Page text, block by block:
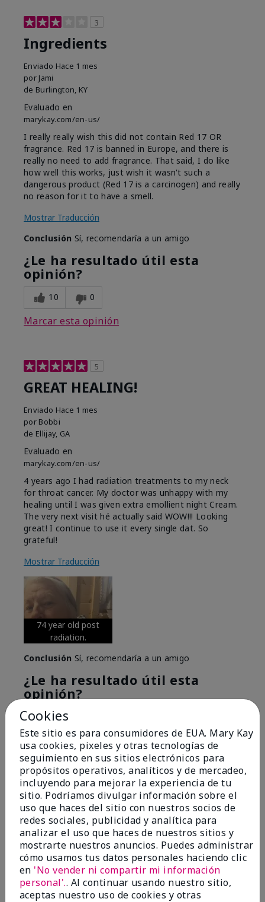
3
Ingredients
Enviado Hace 1 mes
por Jami
de Burlington, KY
Evaluado en
marykay.com/en-us/
I really really wish this did not contain Red 17 OR
fragrance. Red 17 is banned in Europe, and there is
really no need to add fragrance. That said, I do like
how well this works, just wish it wasn't such a
dangerous product (Red 17 is a carcinogen) and really
no reason for it to have a smell.
Mostrar Traducción
Conclusión Sí, recomendaría a un amigo
¿Le ha resultado útil esta
opinión?
10 0
Marcar esta opinión
5
GREAT HEALING!
Enviado Hace 1 mes
por Bobbi
de Ellijay, GA
Evaluado en
marykay.com/en-us/
4 years ago I had radiation treatments to my neck
for throat cancer. My doctor was unhappy with my
healing until I was given extra emollient night Cream.
The very next visit hé actually said WOW!!! Looking
great! I continue to use it every single dat. So
grateful!
Mostrar Traducción
74 year old post
radiation.
Conclusión Sí, recomendaría a un amigo
¿Le ha resultado útil esta
opinión?
6
Marcar esta opinión
5
Great Night time emollient
EnviadoHace 2 meses
porSonia G
deChicago'Il
Evaluado en
marykay.com/en-us/
Cookies
Este sitio es para consumidores de EUA. Mary Kay
usa cookies, pixeles y otras tecnologías de
seguimiento en sus sitios electrónicos para
propósitos operativos, analíticos y de mercadeo,
incluyendo para mejorar la experiencia de tu
sitio. Podríamos divulgar información sobre el
uso que haces del sitio con nuestros socios de
redes sociales, publicidad y analítica para
analizar el uso que haces de nuestros sitios y
mostrarte nuestros anuncios. Puedes administrar
cómo usamos tus datos personales haciendo clic
en 'No vender ni compartir mi información
personal'.. Al continuar usando nuestro sitio,
aceptas nuestro uso de cookies y otras